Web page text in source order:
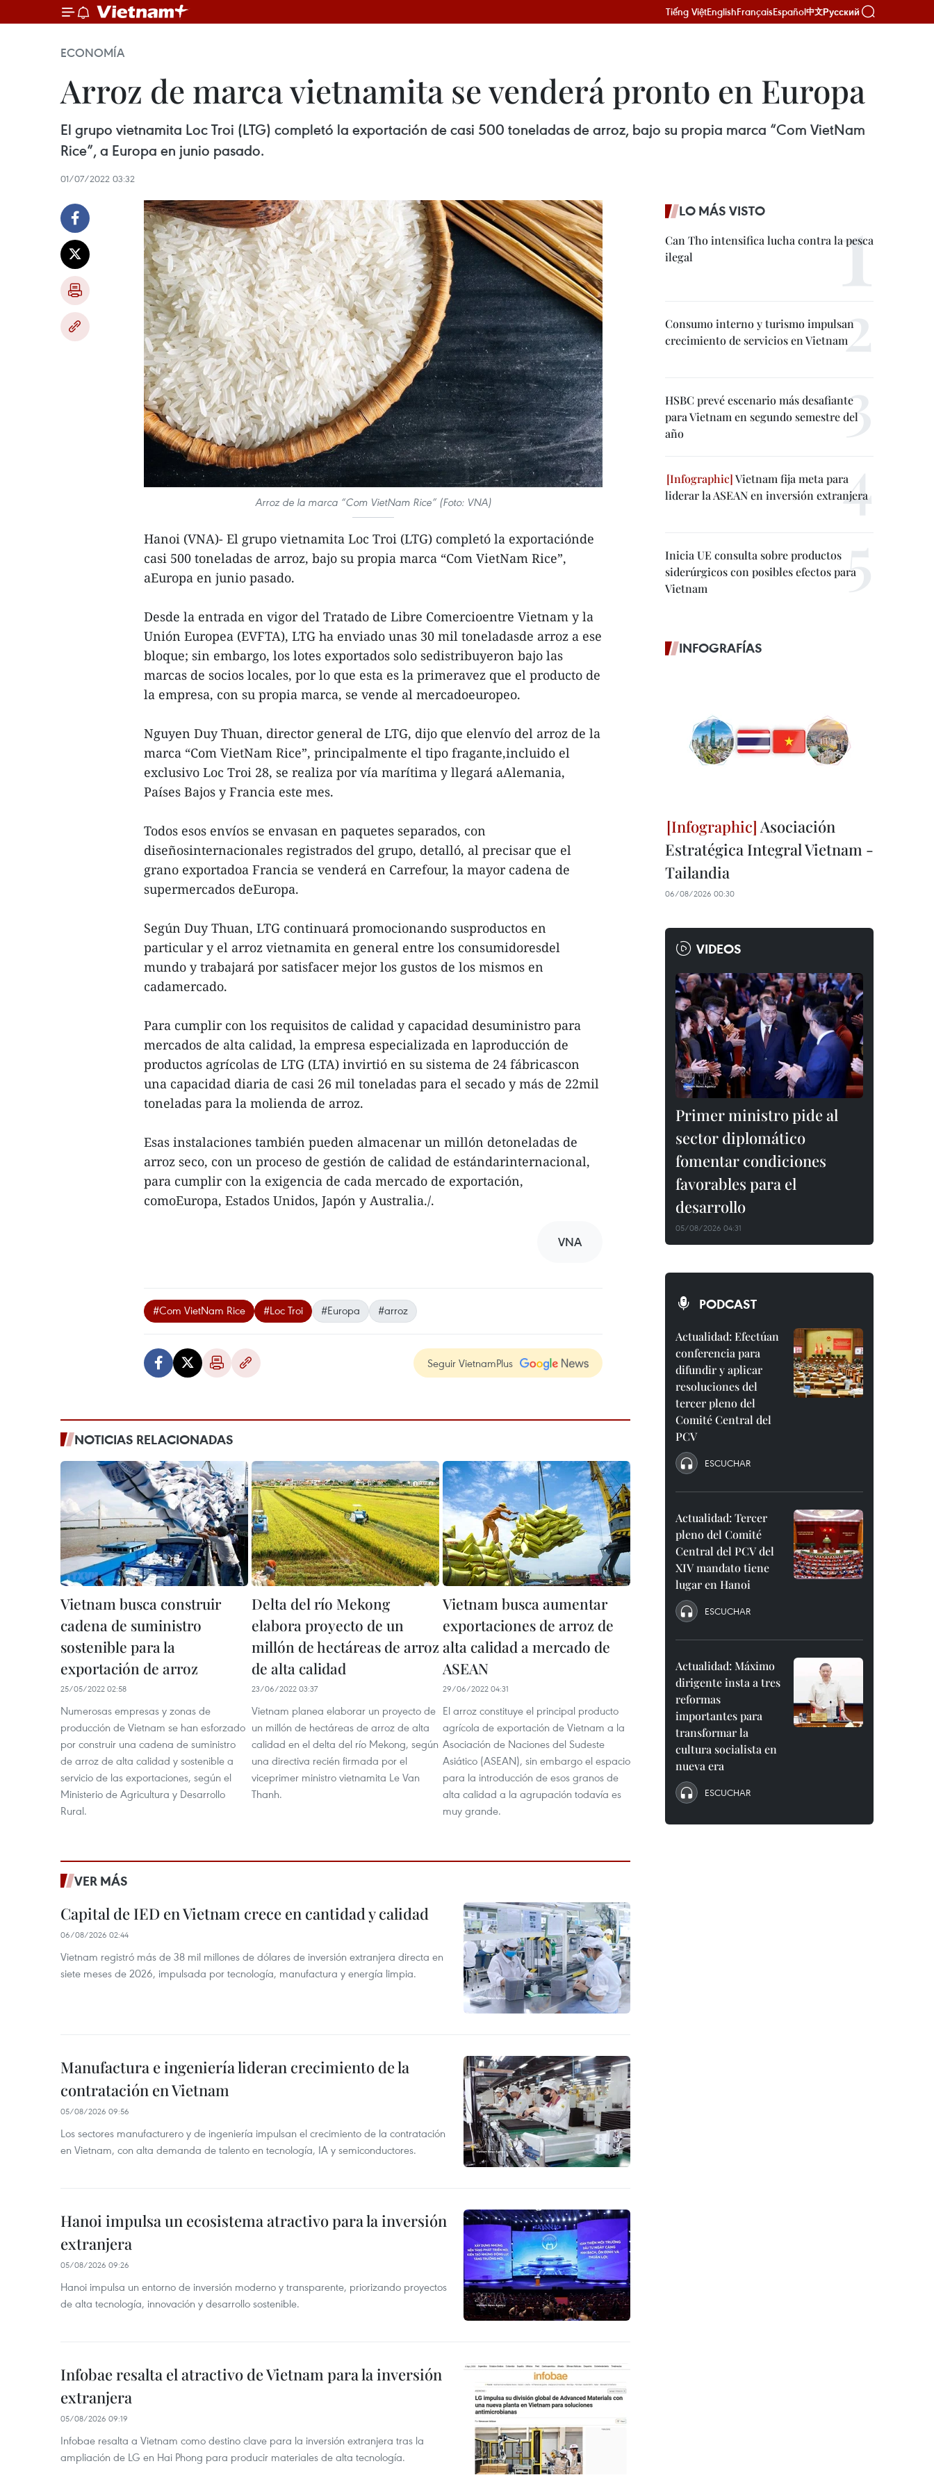
Tiếng ViệtEnglishFrançaisEspañol中文Русский
ECONOMÍA
Arroz de marca vietnamita se venderá pronto en Europa
El grupo vietnamita Loc Troi (LTG) completó la exportación de casi 500 toneladas de arroz, bajo su propia marca “Com VietNam
Rice”, a Europa en junio pasado.
01/07/2022 03:32
Arroz de la marca “Com VietNam Rice” (Foto: VNA)
Hanoi (VNA)- El grupo vietnamita Loc Troi (LTG) completó la exportaciónde
casi 500 toneladas de arroz, bajo su propia marca “Com VietNam Rice”,
aEuropa en junio pasado.
Desde la entrada en vigor del Tratado de Libre Comercioentre Vietnam y la
Unión Europea (EVFTA), LTG ha enviado unas 30 mil toneladasde arroz a ese
bloque; sin embargo, los lotes exportados solo sedistribuyeron bajo las
marcas de socios locales, por lo que esta es la primeravez que el producto de
la empresa, con su propia marca, se vende al mercadoeuropeo.
Nguyen Duy Thuan, director general de LTG, dijo que elenvío del arroz de la
marca “Com VietNam Rice”, principalmente el tipo fragante,incluido el
exclusivo Loc Troi 28, se realiza por vía marítima y llegará aAlemania,
Países Bajos y Francia este mes.
Todos esos envíos se envasan en paquetes separados, con
diseñosinternacionales registrados del grupo, detalló, al precisar que el
grano exportadoa Francia se venderá en Carrefour, la mayor cadena de
supermercados deEuropa.
Según Duy Thuan, LTG continuará promocionando susproductos en
particular y el arroz vietnamita en general entre los consumidoresdel
mundo y trabajará por satisfacer mejor los gustos de los mismos en
cadamercado.
Para cumplir con los requisitos de calidad y capacidad desuministro para
mercados de alta calidad, la empresa especializada en laproducción de
productos agrícolas de LTG (LTA) invirtió en su sistema de 24 fábricascon
una capacidad diaria de casi 26 mil toneladas para el secado y más de 22mil
toneladas para la molienda de arroz.
Esas instalaciones también pueden almacenar un millón detoneladas de
arroz seco, con un proceso de gestión de calidad de estándarinternacional,
para cumplir con la exigencia de cada mercado de exportación,
comoEuropa, Estados Unidos, Japón y Australia./.
VNA
#Com VietNam Rice #Loc Troi #Europa #arroz
Seguir VietnamPlus
NOTICIAS RELACIONADAS
Vietnam busca construir
cadena de suministro
sostenible para la
exportación de arroz
25/05/2022 02:58
Numerosas empresas y zonas de
producción de Vietnam se han esforzado
por construir una cadena de suministro
de arroz de alta calidad y sostenible a
servicio de las exportaciones, según el
Ministerio de Agricultura y Desarrollo
Rural.
Delta del río Mekong
elabora proyecto de un
millón de hectáreas de arroz
de alta calidad
23/06/2022 03:37
Vietnam planea elaborar un proyecto de
un millón de hectáreas de arroz de alta
calidad en el delta del río Mekong, según
una directiva recién firmada por el
viceprimer ministro vietnamita Le Van
Thanh.
Vietnam busca aumentar
exportaciones de arroz de
alta calidad a mercado de
ASEAN
29/06/2022 04:31
El arroz constituye el principal producto
agrícola de exportación de Vietnam a la
Asociación de Naciones del Sudeste
Asiático (ASEAN), sin embargo el espacio
para la introducción de esos granos de
alta calidad a la agrupación todavía es
muy grande.
VER MÁS
Capital de IED en Vietnam crece en cantidad y calidad
06/08/2026 02:44
Vietnam registró más de 38 mil millones de dólares de inversión extranjera directa en
siete meses de 2026, impulsada por tecnología, manufactura y energía limpia.
Manufactura e ingeniería lideran crecimiento de la
contratación en Vietnam
05/08/2026 09:56
Los sectores manufacturero y de ingeniería impulsan el crecimiento de la contratación
en Vietnam, con alta demanda de talento en tecnología, IA y semiconductores.
Hanoi impulsa un ecosistema atractivo para la inversión
extranjera
05/08/2026 09:26
Hanoi impulsa un entorno de inversión moderno y transparente, priorizando proyectos
de alta tecnología, innovación y desarrollo sostenible.
Infobae resalta el atractivo de Vietnam para la inversión
extranjera
05/08/2026 09:19
Infobae resalta a Vietnam como destino clave para la inversión extranjera tras la
ampliación de LG en Hai Phong para producir materiales de alta tecnología.
LO MÁS VISTO
Can Tho intensifica lucha contra la pesca
ilegal
Consumo interno y turismo impulsan
crecimiento de servicios en Vietnam
HSBC prevé escenario más desafiante
para Vietnam en segundo semestre del
año
Vietnam fija meta para
liderar la ASEAN en inversión extranjera
Inicia UE consulta sobre productos
siderúrgicos con posibles efectos para
Vietnam
INFOGRAFÍAS
Asociación
Estratégica Integral Vietnam -
Tailandia
06/08/2026 00:30
VIDEOS
Primer ministro pide al
sector diplomático
fomentar condiciones
favorables para el
desarrollo
05/08/2026 04:31
PODCAST
Actualidad: Efectúan
conferencia para
difundir y aplicar
resoluciones del
tercer pleno del
Comité Central del
PCV
ESCUCHAR
Actualidad: Tercer
pleno del Comité
Central del PCV del
XIV mandato tiene
lugar en Hanoi
ESCUCHAR
Actualidad: Máximo
dirigente insta a tres
reformas
importantes para
transformar la
cultura socialista en
nueva era
ESCUCHAR